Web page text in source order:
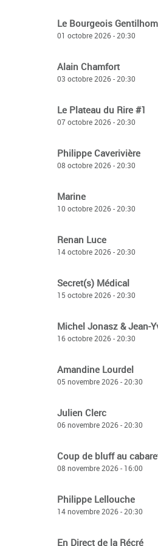
Le Bourgeois
01 octobre 2026 - 20:30
Alain Chamfort
03 octobre 2026 - 20:30
Le Plateau du Rire #1
07 octobre 2026 - 20:30
Philippe Caverivière
08 octobre 2026 - 20:30
Marine
10 octobre 2026 - 20:30
Renan Luce
14 octobre 2026 - 20:30
Secret(s) Médical
15 octobre 2026 - 20:30
Michel Jonasz & Jean-
16 octobre 2026 - 20:30
Amandine Lourdel
05 novembre 2026 - 20:30
Julien Clerc
06 novembre 2026 - 20:30
Coup de bluff au
08 novembre 2026 - 16:00
Philippe Lellouche
14 novembre 2026 - 20:30
En Direct de la Récré